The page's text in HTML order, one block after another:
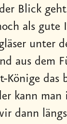
Blick
als gute
unter
aus dem
das
kann
dann